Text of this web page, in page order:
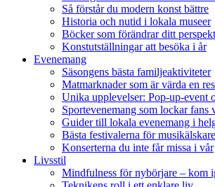
Så förstår du modern konst bättre
Historia och nutid i lokala museer
Böcker som förändrar ditt
Konstutställningar att besöka i år
Evenemang
Säsongens bästa familjeaktiviteter
Matmarknader som är värda en
Unika upplevelser: Pop-up-event
Sportevenemang som lockar fans
Guider till lokala evenemang i
Bästa festivalerna för musikälskare
Konserterna du inte får missa i vår
Livsstil
Mindfulness för nybörjare – kom